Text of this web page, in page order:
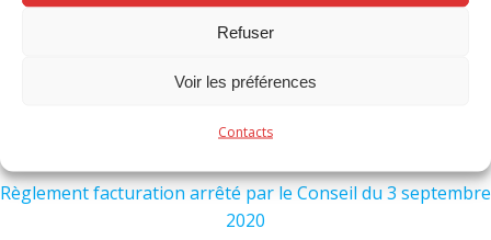
Refuser
Voir les préférences
Contacts
Conseil de Zone du 22 avril 2021
Règlement facturation arrêté par le Conseil du 3 septembre
2020